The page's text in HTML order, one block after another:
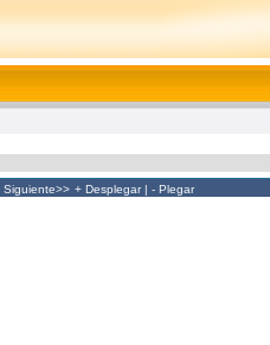
Siguiente>> + Desplegar| - Plegar